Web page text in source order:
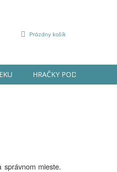
NÁKUPNÝ
Prázdny košík
HRAČKY PODĽA
mieste.